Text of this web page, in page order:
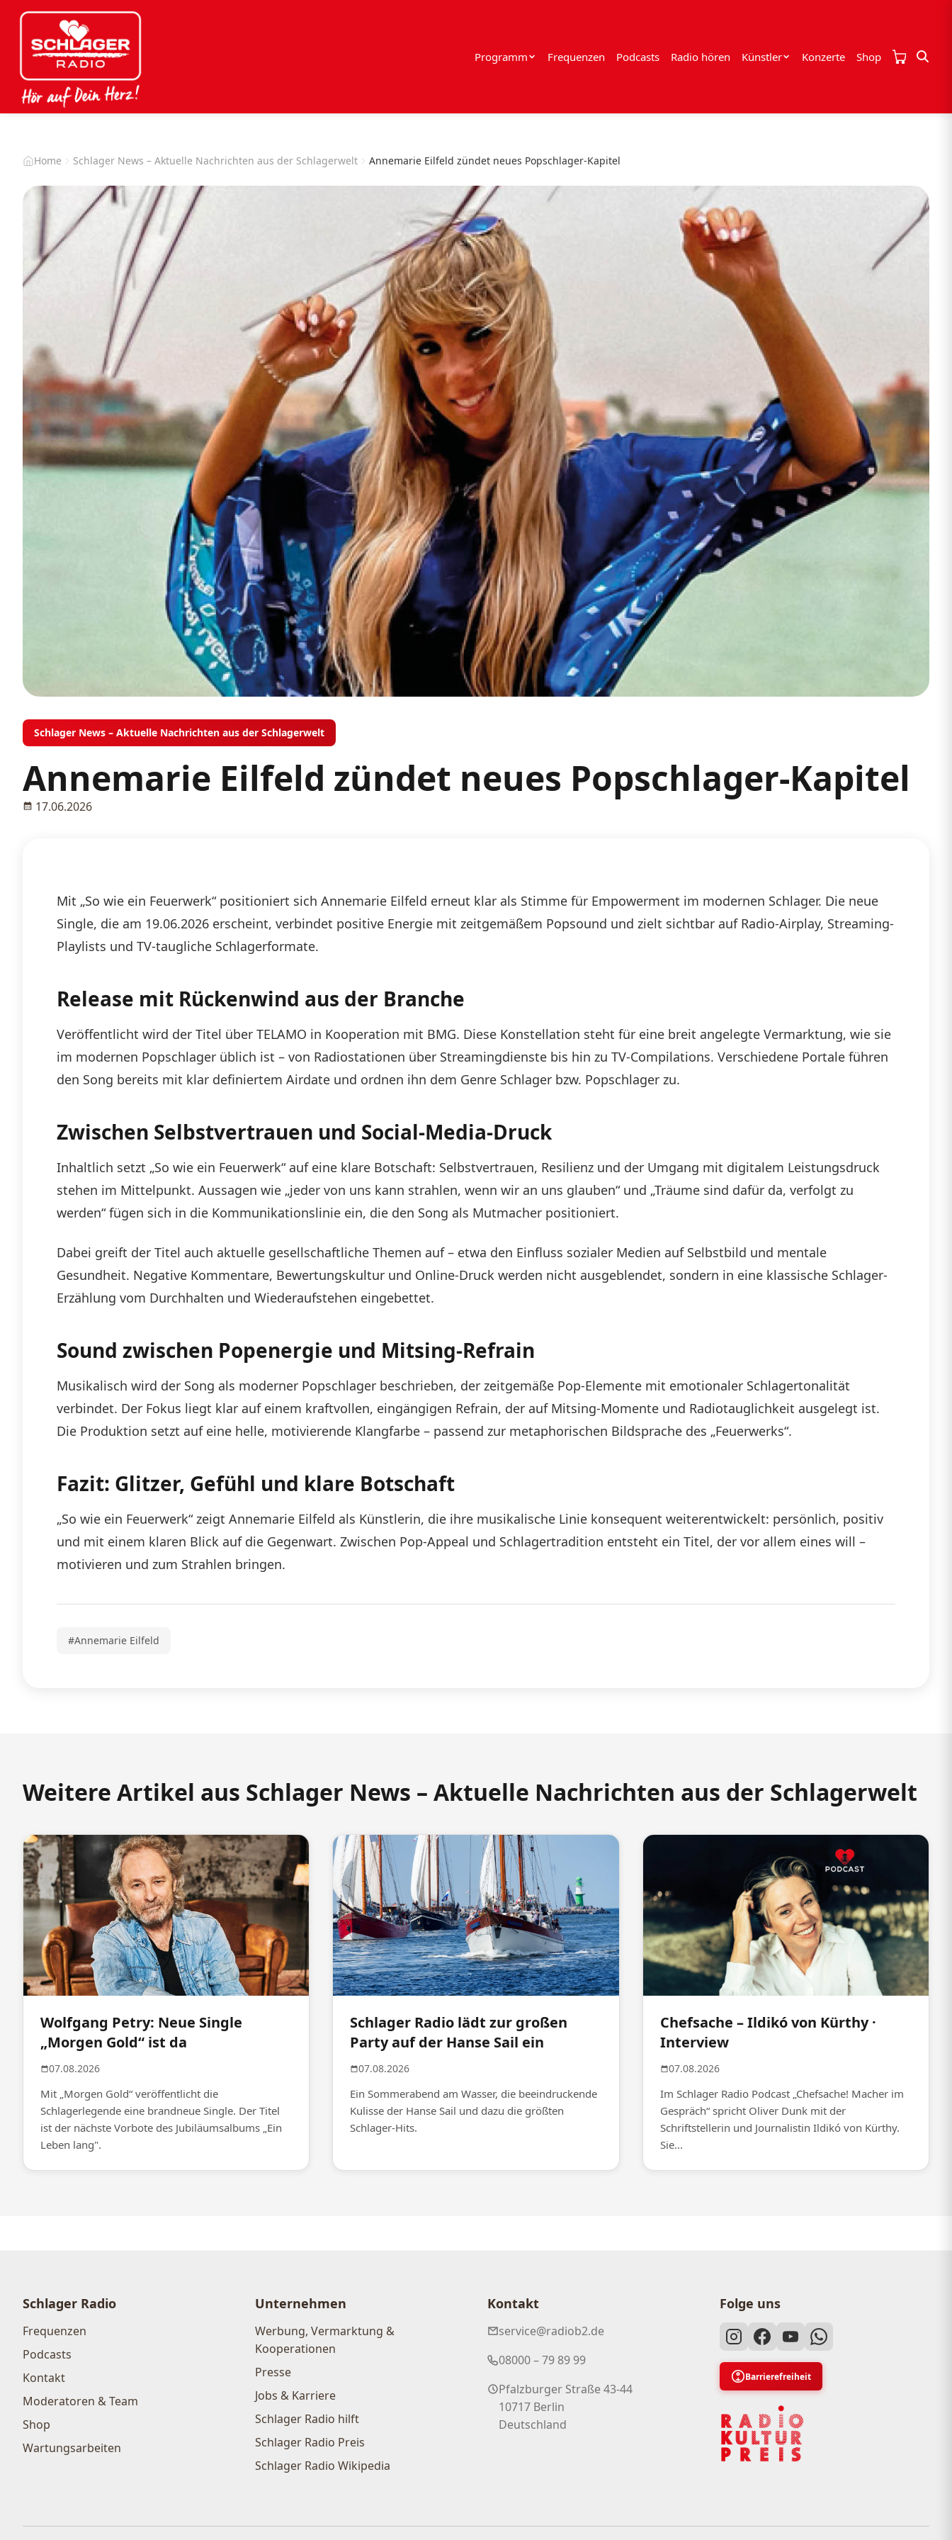
Programm Frequenzen Podcasts Radio hören Künstler Konzerte Shop
Home Schlager News – Aktuelle Nachrichten aus der Schlagerwelt Annemarie Eilfeld zündet neues Popschlager-Kapitel
Schlager News – Aktuelle Nachrichten aus der Schlagerwelt
Annemarie Eilfeld zündet neues Popschlager-Kapitel
17.06.2026
Mit „So wie ein Feuerwerk“ positioniert sich Annemarie Eilfeld erneut klar als Stimme für Empowerment im modernen Schlager. Die neue
Single, die am 19.06.2026 erscheint, verbindet positive Energie mit zeitgemäßem Popsound und zielt sichtbar auf Radio-Airplay, Streaming-
Playlists und TV-taugliche Schlagerformate.
Release mit Rückenwind aus der Branche
Veröffentlicht wird der Titel über TELAMO in Kooperation mit BMG. Diese Konstellation steht für eine breit angelegte Vermarktung, wie sie
im modernen Popschlager üblich ist – von Radiostationen über Streamingdienste bis hin zu TV-Compilations. Verschiedene Portale führen
den Song bereits mit klar definiertem Airdate und ordnen ihn dem Genre Schlager bzw. Popschlager zu.
Zwischen Selbstvertrauen und Social-Media-Druck
Inhaltlich setzt „So wie ein Feuerwerk“ auf eine klare Botschaft: Selbstvertrauen, Resilienz und der Umgang mit digitalem Leistungsdruck
stehen im Mittelpunkt. Aussagen wie „jeder von uns kann strahlen, wenn wir an uns glauben“ und „Träume sind dafür da, verfolgt zu
werden“ fügen sich in die Kommunikationslinie ein, die den Song als Mutmacher positioniert.
Dabei greift der Titel auch aktuelle gesellschaftliche Themen auf – etwa den Einfluss sozialer Medien auf Selbstbild und mentale
Gesundheit. Negative Kommentare, Bewertungskultur und Online-Druck werden nicht ausgeblendet, sondern in eine klassische Schlager-
Erzählung vom Durchhalten und Wiederaufstehen eingebettet.
Sound zwischen Popenergie und Mitsing-Refrain
Musikalisch wird der Song als moderner Popschlager beschrieben, der zeitgemäße Pop-Elemente mit emotionaler Schlagertonalität
verbindet. Der Fokus liegt klar auf einem kraftvollen, eingängigen Refrain, der auf Mitsing-Momente und Radiotauglichkeit ausgelegt ist.
Die Produktion setzt auf eine helle, motivierende Klangfarbe – passend zur metaphorischen Bildsprache des „Feuerwerks“.
Fazit: Glitzer, Gefühl und klare Botschaft
„So wie ein Feuerwerk“ zeigt Annemarie Eilfeld als Künstlerin, die ihre musikalische Linie konsequent weiterentwickelt: persönlich, positiv
und mit einem klaren Blick auf die Gegenwart. Zwischen Pop-Appeal und Schlagertradition entsteht ein Titel, der vor allem eines will –
motivieren und zum Strahlen bringen.
#Annemarie Eilfeld
Weitere Artikel aus Schlager News – Aktuelle Nachrichten aus der Schlagerwelt
Wolfgang Petry: Neue Single
„Morgen Gold“ ist da
07.08.2026
Mit „Morgen Gold“ veröffentlicht die
Schlagerlegende eine brandneue Single. Der Titel
ist der nächste Vorbote des Jubiläumsalbums „Ein
Leben lang".
Schlager Radio lädt zur großen
Party auf der Hanse Sail ein
07.08.2026
Ein Sommerabend am Wasser, die beeindruckende
Kulisse der Hanse Sail und dazu die größten
Schlager-Hits.
Chefsache – Ildikó von Kürthy ·
Interview
07.08.2026
Im Schlager Radio Podcast „Chefsache! Macher im
Gespräch“ spricht Oliver Dunk mit der
Schriftstellerin und Journalistin Ildikó von Kürthy.
Sie...
Schlager Radio
Frequenzen
Podcasts
Kontakt
Moderatoren & Team
Shop
Wartungsarbeiten
Unternehmen
Werbung, Vermarktung &
Kooperationen
Presse
Jobs & Karriere
Schlager Radio hilft
Schlager Radio Preis
Schlager Radio Wikipedia
Kontakt
service@radiob2.de
08000 – 79 89 99
Pfalzburger Straße 43-44
10717 Berlin
Deutschland
Folge uns
Barrierefreiheit